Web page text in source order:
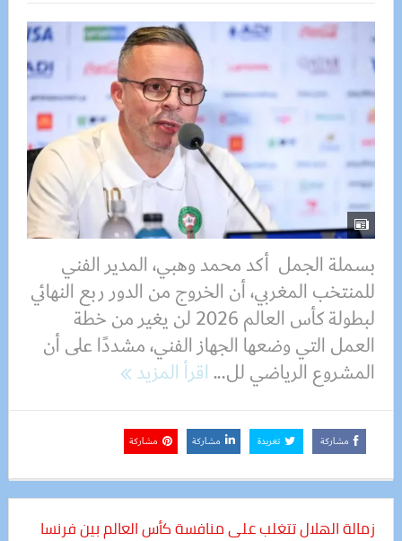
بسملة الجمل أكد محمد وهبي، المدير الفني
للمنتخب المغربي، أن الخروج من الدور ربع النهائي
لبطولة كأس العالم 2026 لن يغير من خطة
العمل التي وضعها الجهاز الفني، مشددًا على أن
المشروع الرياضي لل...اقرأ المزيد
مشاركة تغريدة مشاركة مشاركة
زمالة الهلال تتغلب على منافسة كأس العالم بين فرنسا